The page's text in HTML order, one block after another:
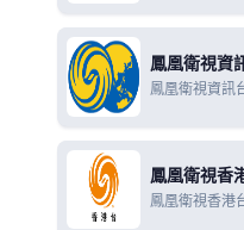
鳳凰衛視資
鳳凰衛視資訊
鳳凰衛視香
鳳凰衛視香港